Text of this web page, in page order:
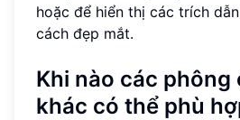
hoặc để hiển thị các trích
cách đẹp mắt.
Khi nào các
khác có thể phù